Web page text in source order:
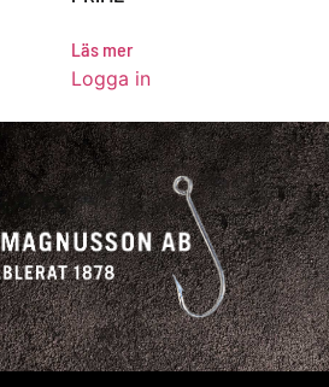
Läs mer
Logga in